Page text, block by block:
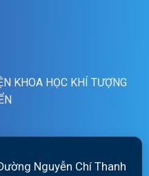
KHOA HỌC KHÍ TƯỢNG
Nguyễn Chí Thanh